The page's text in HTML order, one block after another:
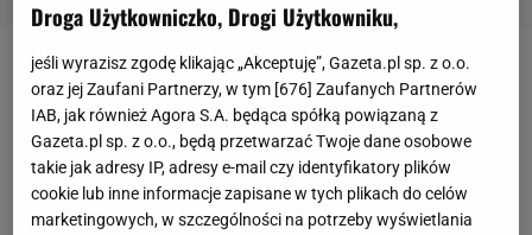
Goście prowadzili we Florencji od 43. minuty.
Bramkę zdobył wtedy z rzutu karnego Fabio
Quagliarella. W 72. minucie wyrównał Dusan
Vlahović. Jedenaście minut później zwycięskiego
gola dla Sampdorii strzelił Valerio Verre. Dostał
Droga Użytkowniczko, Drogi Użytkowniku,
jeśli wyrazisz zgodę klikając „Akceptuję”, Gazeta.pl sp. z o.o.
oraz jej Zaufani Partnerzy, w tym [676] Zaufanych Partnerów
IAB, jak również Agora S.A. będąca spółką powiązaną z
Gazeta.pl sp. z o.o., będą przetwarzać Twoje dane osobowe
takie jak adresy IP, adresy e-mail czy identyfikatory plików
cookie lub inne informacje zapisane w tych plikach do celów
marketingowych, w szczególności na potrzeby wyświetlania